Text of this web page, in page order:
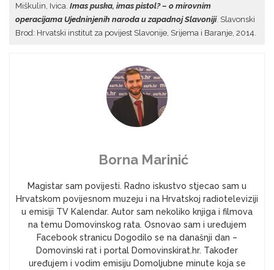
Miškulin, Ivica. Imas puska, imas pistol? – o mirovnim
operacijama Ujedninjenih naroda u zapadnoj Slavoniji. Slavonski
Brod: Hrvatski institut za povijest Slavonije, Srijema i Baranje, 2014.
Borna Marinić
Magistar sam povijesti. Radno iskustvo stjecao sam u
Hrvatskom povijesnom muzeju i na Hrvatskoj radioteleviziji
u emisiji TV Kalendar. Autor sam nekoliko knjiga i filmova
na temu Domovinskog rata. Osnovao sam i uređujem
Facebook stranicu Dogodilo se na današnji dan –
Domovinski rat i portal Domovinskirat.hr. Također
uređujem i vodim emisiju Domoljubne minute koja se